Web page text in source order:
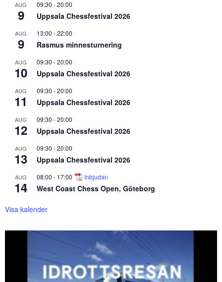
AUG
9
09:30 -20:00
Uppsala Chessfestival 2026
AUG
9
13:00 -22:00
Rasmus minnesturnering
AUG
10
09:30 -20:00
Uppsala Chessfestival 2026
AUG
11
09:30 -20:00
Uppsala Chessfestival 2026
AUG
12
09:30 -20:00
Uppsala Chessfestival 2026
AUG
13
09:30 -20:00
Uppsala Chessfestival 2026
AUG
14
08:00 - 17:00 Inbjudan
West Coast Chess Open, Göteborg
Visa kalender